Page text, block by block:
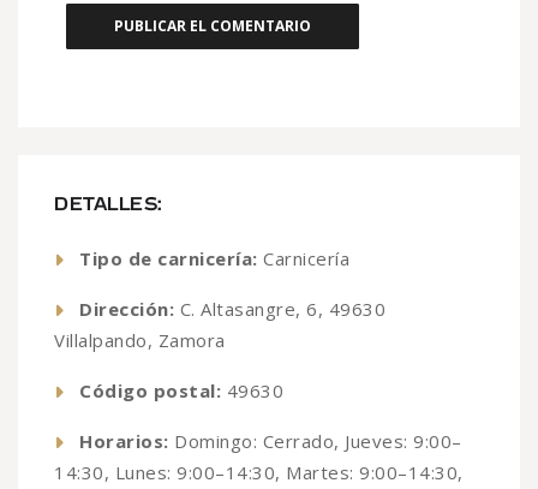
DETALLES:
Tipo de carnicería: Carnicería
Dirección: C. Altasangre, 6, 49630
Villalpando, Zamora
Código postal: 49630
Horarios: Domingo: Cerrado, Jueves: 9:00–
14:30, Lunes: 9:00–14:30, Martes: 9:00–14:30,